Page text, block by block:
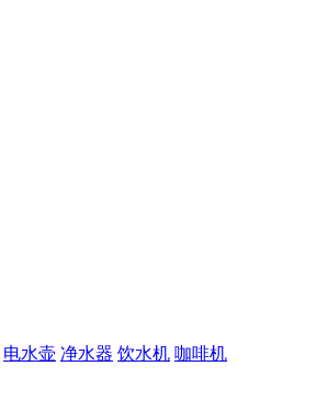
电水壶 净水器 饮水机 咖啡机